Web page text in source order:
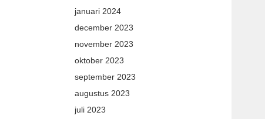
januari 2024
december 2023
november 2023
oktober 2023
september 2023
augustus 2023
juli 2023